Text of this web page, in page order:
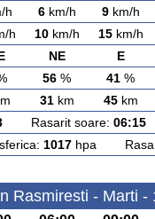
h 6km/h 9km/h
h 10km/h 15km/h
NE E
56 % 41 %
31km 45km
Rasarit soare: 06:15
1017hpa
Rasmiresti - Marti -